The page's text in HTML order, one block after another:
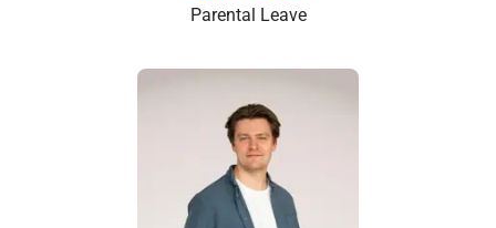
Parental Leave